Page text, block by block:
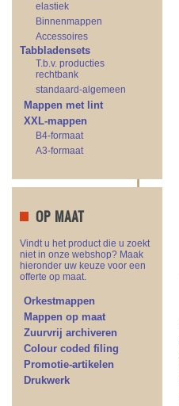
elastiek
Binnenmappen
Accessoires
Tabbladensets
T.b.v. producties
rechtbank
standaard-algemeen
Mappen met lint
XXL-mappen
B4-formaat
A3-formaat
OP MAAT
Vindt u het product die u zoekt
niet in onze webshop? Maak
hieronder uw keuze voor een
offerte op maat.
Orkestmappen
Mappen op maat
Zuurvrij archiveren
Colour coded filing
Promotie-artikelen
Drukwerk